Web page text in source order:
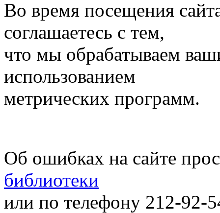
Во время посещения
соглашаетесь с тем,
что мы обрабатываем
использованием
метрических программ.
Об ошибках на сайте
библиотеки
или по телефону 212-92-